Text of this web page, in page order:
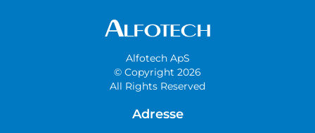
Alfotech ApS
© Copyright 2026
All Rights Reserved
Adresse